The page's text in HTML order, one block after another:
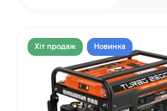
Хiт продаж Новинка